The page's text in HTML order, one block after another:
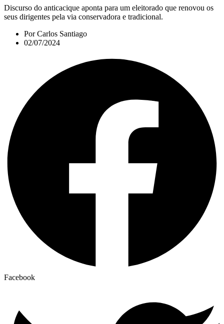
Discurso do anticacique aponta para um eleitorado que renovou os
seus dirigentes pela via conservadora e tradicional.
PorCarlos Santiago
02/07/2024
Facebook